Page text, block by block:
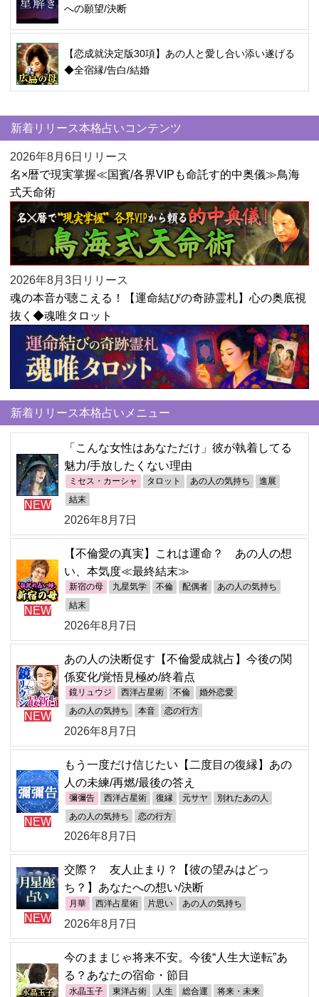
への願望/決断
【恋成就決定版30項】あの人と愛し合い添い遂げる
◆全宿縁/告白/結婚
新着リリース本格占いコンテンツ
2026年8月6日リリース
名×暦で現実掌握≪国賓/各界VIPも命託す的中奥儀≫鳥海
式天命術
2026年8月3日リリース
魂の本音が聴こえる！【運命結びの奇跡霊札】心の奥底視
抜く◆魂唯タロット
新着リリース本格占いメニュー
NEW
「こんな女性はあなただけ」彼が執着してる
魅力/手放したくない理由
ミセス・カーシャ タロット あの人の気持ち 進展
結末
2026年8月7日
NEW
【不倫愛の真実】これは運命？ あの人の想
い、本気度≪最終結末≫
新宿の母 九星気学 不倫 配偶者 あの人の気持ち
結末
2026年8月7日
NEW
あの人の決断促す【不倫愛成就占】今後の関
係変化/覚悟見極め/終着点
鏡リュウジ 西洋占星術 不倫 婚外恋愛
あの人の気持ち 本音 恋の行方
2026年8月7日
NEW
もう一度だけ信じたい【二度目の復縁】あの
人の未練/再燃/最後の答え
彌彌告 西洋占星術 復縁 元サヤ 別れたあの人
あの人の気持ち 恋の行方
2026年8月7日
NEW
交際？ 友人止まり？【彼の望みはどっ
ち？】あなたへの想い/決断
月華 西洋占星術 片思い あの人の気持ち
2026年8月7日
今のままじゃ将来不安。今後“人生大逆転”あ
る？あなたの宿命・節目
水晶玉子 東洋占術 人生 総合運 将来・未来